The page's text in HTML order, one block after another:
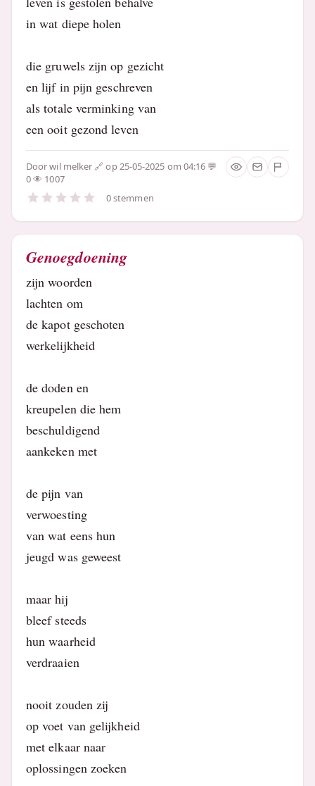
in wat diepe holen
die gruwels zijn op gezicht
en lijf in pijn geschreven
als totale verminking van
een ooit gezond leven
Doorwil melker
op 25-05-2025 om 04:16
0
1007
0 stemmen
Genoegdoening
zijn woorden
lachten om
de kapot geschoten
werkelijkheid
de doden en
kreupelen die hem
beschuldigend
aankeken met
de pijn van
verwoesting
van wat eens hun
jeugd was geweest
maar hij
bleef steeds
hun waarheid
verdraaien
nooit zouden zij
op voet van gelijkheid
met elkaar naar
oplossingen zoeken